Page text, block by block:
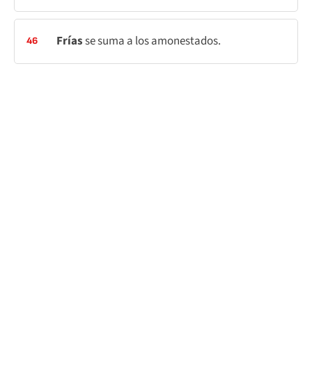
46 Fríasse suma a los amonestados.